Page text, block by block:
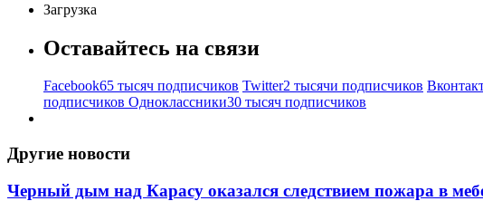
Загрузка
Оставайтесь на связи
Facebook65 тысяч подписчиков Twitter2 тысячи подписчиков
подписчиков Одноклассники30 тысяч подписчиков
Другие новости
Черный дым над Карасу оказался следствием пожара в